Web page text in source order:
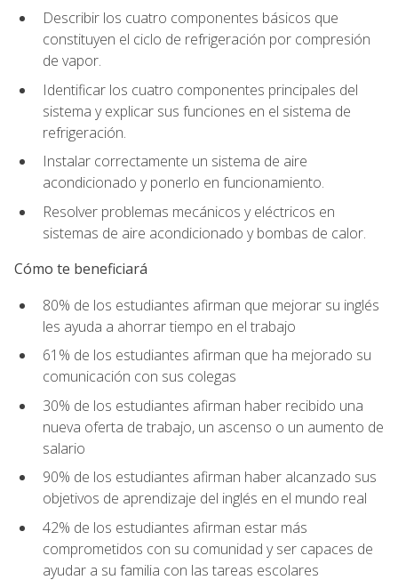
Describir los cuatro componentes básicos que
constituyen el ciclo de refrigeración por compresión
de vapor.
Identificar los cuatro componentes principales del
sistema y explicar sus funciones en el sistema de
refrigeración.
Instalar correctamente un sistema de aire
acondicionado y ponerlo en funcionamiento.
Resolver problemas mecánicos y eléctricos en
sistemas de aire acondicionado y bombas de calor.
Cómo te beneficiará
80% de los estudiantes afirman que mejorar su inglés
les ayuda a ahorrar tiempo en el trabajo
61% de los estudiantes afirman que ha mejorado su
comunicación con sus colegas
30% de los estudiantes afirman haber recibido una
nueva oferta de trabajo, un ascenso o un aumento de
salario
90% de los estudiantes afirman haber alcanzado sus
objetivos de aprendizaje del inglés en el mundo real
42% de los estudiantes afirman estar más
comprometidos con su comunidad y ser capaces de
ayudar a su familia con las tareas escolares